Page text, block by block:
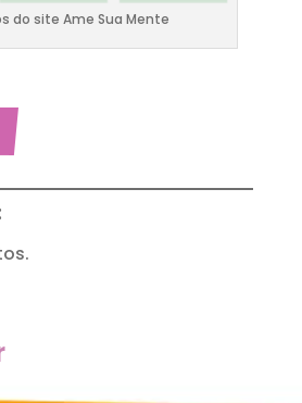
do site Ame Sua Mente